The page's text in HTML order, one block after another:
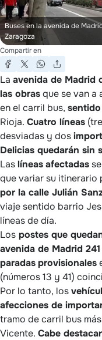
Buses en la avenida de
Zaragoza
Compartir en
La avenida de Madrid
las obrasque se van a
en el carril bus,
Rioja. Cuatro líneas
desviadas y dos
Delicias quedarán sin
Laslíneasafectadas
que variar su itinerario
por la calle Julián
viaje sentido barrio
líneas de día.
Los postes que
avenida de Madrid
paradasprovisionales
(números 13 y 41)
Por lo tanto, los
afecciones de
tramo de carril bus
Vicente. Cabe